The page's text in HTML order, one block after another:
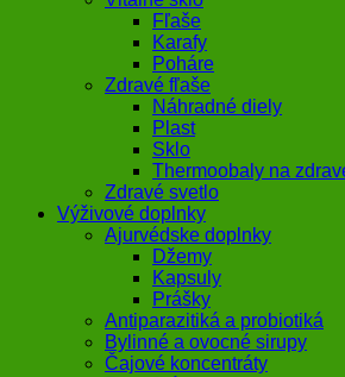
Fľaše
Karafy
Poháre
Zdravé fľaše
Náhradné diely
Plast
Sklo
Thermoobaly na
Zdravé svetlo
Výživové doplnky
Ajurvédske doplnky
Džemy
Kapsuly
Prášky
Antiparazitiká a probiotiká
Bylinné a ovocné sirupy
Čajové koncentráty